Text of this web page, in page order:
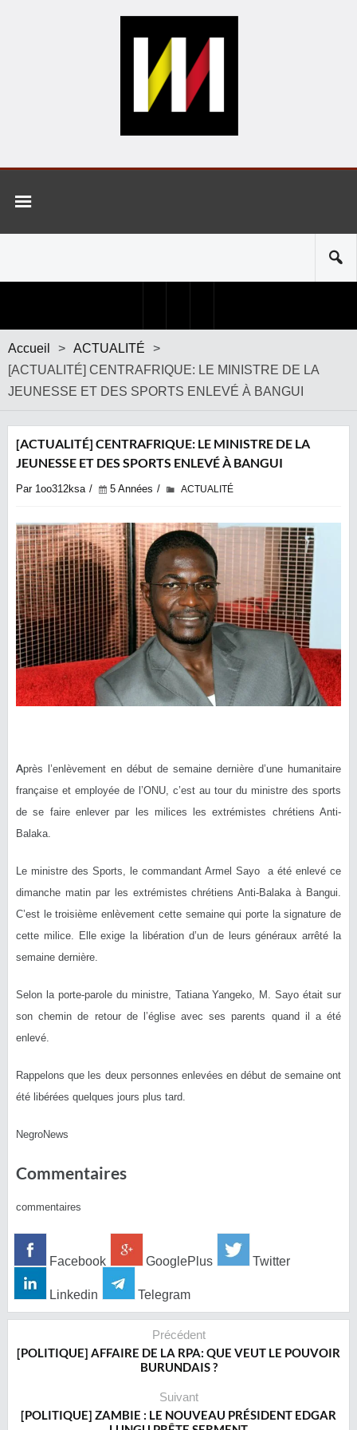
Accueil > ACTUALITÉ
>
[ACTUALITÉ] CENTRAFRIQUE: LE MINISTRE DE LA
JEUNESSE ET DES SPORTS ENLEVÉ À BANGUI
[ACTUALITÉ] CENTRAFRIQUE: LE MINISTRE DE LA
JEUNESSE ET DES SPORTS ENLEVÉ À BANGUI
Par 1oo312ksa 5 Années ACTUALITÉ
Après l’enlèvement en début de semaine dernière d’une humanitaire
française et employée de l’ONU, c’est au tour du ministre des sports
de se faire enlever par les milices les extrémistes chrétiens Anti-
Balaka.
Le ministre des Sports, le commandant Armel Sayo a été enlevé ce
dimanche matin par les extrémistes chrétiens Anti-Balaka à Bangui.
C’est le troisième enlèvement cette semaine qui porte la signature de
cette milice. Elle exige la libération d’un de leurs généraux arrêté la
semaine dernière.
Selon la porte-parole du ministre, Tatiana Yangeko, M. Sayo était sur
son chemin de retour de l’église avec ses parents quand il a été
enlevé.
Rappelons que les deux personnes enlevées en début de semaine ont
été libérées quelques jours plus tard.
NegroNews
Commentaires
commentaires
Facebook GooglePlus Twitter
Linkedin Telegram
Précédent
[POLITIQUE] AFFAIRE DE LA RPA: QUE VEUT LE POUVOIR
BURUNDAIS ?
Suivant
[POLITIQUE] ZAMBIE : LE NOUVEAU PRÉSIDENT EDGAR